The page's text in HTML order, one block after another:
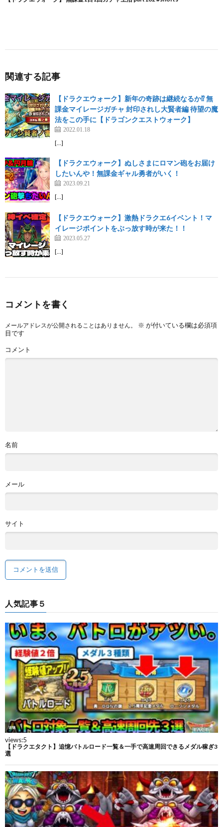
関連する記事
【ドラクエウォーク】新年の奇跡は継続なるか⁉︎ 無
課金マイレージガチャ 封印されし大賢者編 待望の魔
法をこの手に【ドラゴンクエストウォーク】
2022.01.18
[…]
【ドラクエウォーク】ぬしさまにロマン砲をお届け
したいんや！無課金ギャル勇者がいく！
2023.09.21
[…]
【ドラクエウォーク】激熱ドラクエ6イベント！マ
イレージポイントをぶっ放す時が来た！！
2023.05.27
[…]
コメントを書く
メールアドレスが公開されることはありません。 ※ が付いている欄は必須項
目です
コメント
名前
メール
サイト
人気記事５